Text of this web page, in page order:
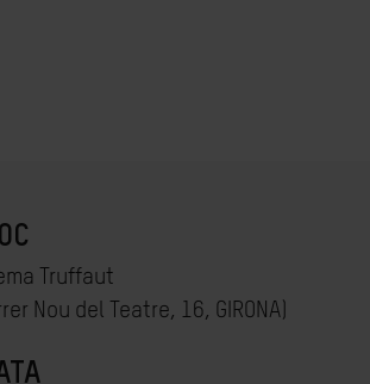
Truffaut
Nou del Teatre, 16, GIRONA